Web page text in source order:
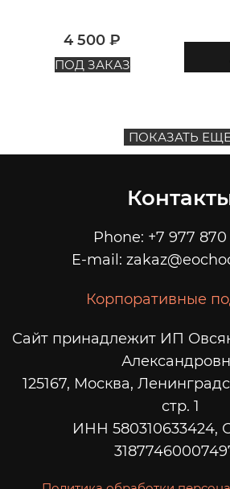
4 500 ₽
ПОД ЗАКАЗ
ПОКАЗАТЬ
Phone: +7 977 870
E-mail:
Корпоративные
Сайт принадлежит ИП
125167, Москва,
стр. 1
ИНН 580310633424,